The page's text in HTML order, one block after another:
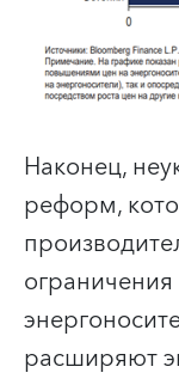
Наконец,
реформ,
расширяют